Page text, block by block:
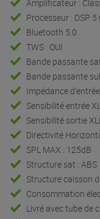
Amplificateur :
Processeur : DSP 5
Bluetooth 5.0
TWS : OUI
Bande passante
Bande passante
Impédance
Sensibilité entrée
Sensibilité sortie
Directivité
SPL MAX : 125dB
Structure sat : ABS
Structure caisson
Consommation
Livré avec tube de